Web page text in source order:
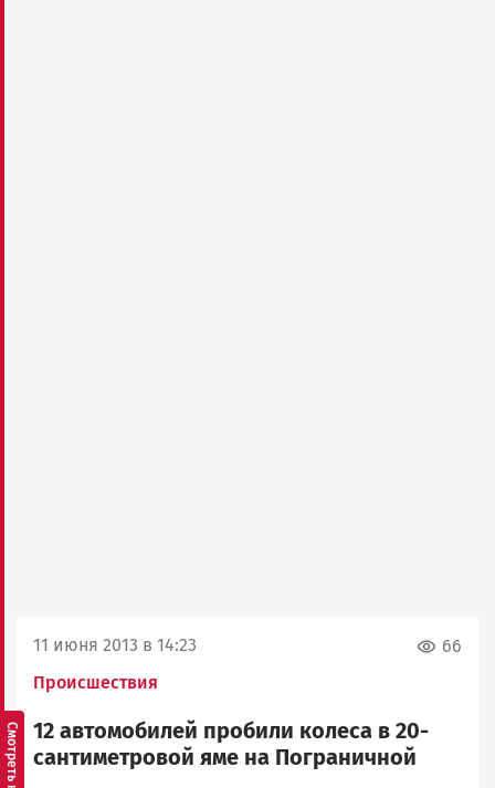
11 июня 2013 в 14:23
Происшествия
66
12 автомобилей пробили колеса в 20-
сантиметровой яме на Пограничной